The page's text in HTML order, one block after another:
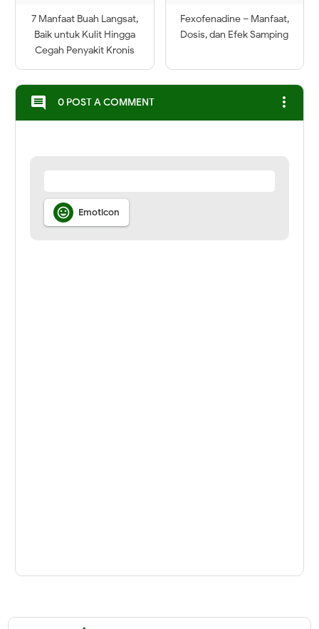
7 Manfaat Buah Langsat,
Baik untuk Kulit Hingga
Cegah Penyakit Kronis
Fexofenadine – Manfaat,
Dosis, dan Efek Samping
comment 0 POST A COMMENT more_vert
 Emoticon